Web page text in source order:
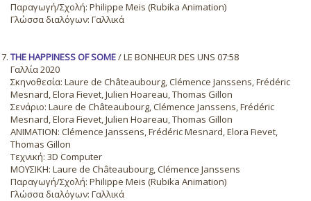
Παραγωγή/Σχολή: Philippe Meis (Rubika Animation)
Γλώσσα διαλόγων: Γαλλικά
THE HAPPINESS OF SOME/ LE BONHEUR DES UNS 07:58
Γαλλία 2020
Σκηνοθεσία: Laure de Châteaubourg, Clémence Janssens, Frédéric
Mesnard, Elora Fievet, Julien Hoareau, Thomas Gillon
Σενάριο: Laure de Châteaubourg, Clémence Janssens, Frédéric
Mesnard, Elora Fievet, Julien Hoareau, Thomas Gillon
ANIMATION: Clémence Janssens, Frédéric Mesnard, Elora Fievet,
Thomas Gillon
Τεχνική: 3D Computer
ΜΟΥΣΙΚΗ: Laure de Châteaubourg, Clémence Janssens
Παραγωγή/Σχολή: Philippe Meis (Rubika Animation)
Γλώσσα διαλόγων: Γαλλικά